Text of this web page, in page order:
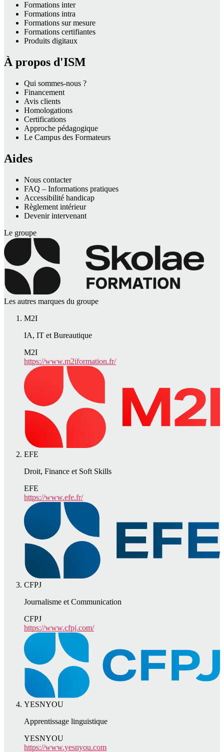
Formations inter
Formations intra
Formations sur mesure
Formations certifiantes
Produits digitaux
À propos d'ISM
Qui sommes-nous ?
Financement
Avis clients
Homologations
Certifications
Approche pédagogique
Le Campus des Formateurs
Aides
Nous contacter
FAQ – Informations pratiques
Accessibilité handicap
Règlement intérieur
Devenir intervenant
Le groupe
Les autres marques du groupe
M2I
IA, IT et Bureautique
M2I
https://www.m2iformation.fr/
EFE
Droit, Finance et Soft Skills
EFE
https://www.efe.fr/
CFPJ
Journalisme et Communication
CFPJ
https://www.cfpj.com/
YESNYOU
Apprentissage linguistique
YESNYOU
https://www.yesnyou.com